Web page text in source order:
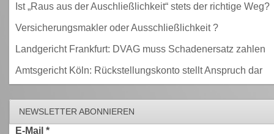
Ist „Raus aus der Auschließlichkeit“ stets der richtige Weg?
Versicherungsmakler oder Ausschließlichkeit ?
Landgericht Frankfurt: DVAG muss Schadenersatz zahlen
Amtsgericht Köln: Rückstellungskonto stellt Anspruch dar
NEWSLETTER ABONNIEREN
E-Mail *